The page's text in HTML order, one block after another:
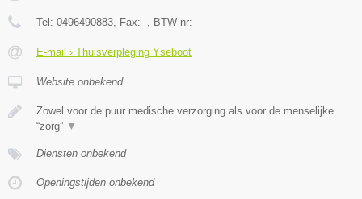
Tel: 0496490883, Fax: -, BTW-nr: -
E-mail › Thuisverpleging Yseboot
Website onbekend
Zowel voor de puur medische verzorging als voor de menselijke
“zorg” ▼
Diensten onbekend
Openingstijden onbekend